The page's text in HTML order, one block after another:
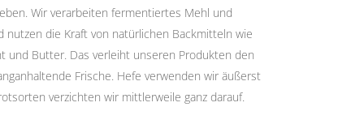
Wir verarbeiten fermentiertes Mehl und
nutzen die Kraft von natürlichen Backmitteln wie
und Butter. Das verleiht unseren Produkten den
Frische. Hefe verwenden wir äußerst
verzichten wir mittlerweile ganz darauf.